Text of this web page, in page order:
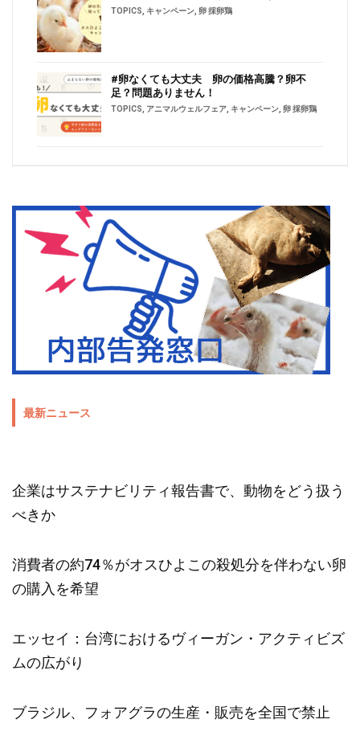
TOPICS キャンペーン 卵 採卵鶏
#卵なくても大丈夫 卵の価格高騰？卵不
足？問題ありません！
TOPICS アニマルウェルフェア キャンペーン 卵 採卵鶏
最新ニュース
企業はサステナビリティ報告書で、動物をどう扱う
べきか
消費者の約74％がオスひよこの殺処分を伴わない卵
の購入を希望
エッセイ：台湾におけるヴィーガン・アクティビズ
ムの広がり
ブラジル、フォアグラの生産・販売を全国で禁止